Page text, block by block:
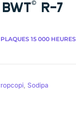
R-7
15 000 HEURES
, Sodipa